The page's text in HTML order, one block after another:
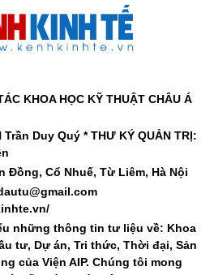
KHOA HỌC KỸ THUẬT CHÂU Á
Trần Duy Quý *THƯ KÝ QUẢN TRỊ:
Đồng, Cổ Nhuế, Từ Liêm, Hà Nội
những thông tin tư liệu về: Khoa
tư, Dự án, Tri thức, Thời đại, Sản
của Viện AIP. Chúng tôi mong